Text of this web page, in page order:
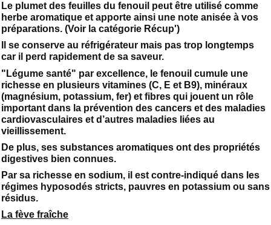
Le plumet des feuilles du fenouil peut être utilisé comme
herbe aromatique et apporte ainsi une note anisée à vos
préparations. (Voir la catégorie Récup')
Il se conserve au réfrigérateur mais pas trop longtemps
car il perd rapidement de sa saveur.
"Légume santé" par excellence, le fenouil cumule une
richesse en plusieurs vitamines (C, E et B9), minéraux
(magnésium, potassium, fer) et fibres qui jouent un rôle
important dans la prévention des cancers et des maladies
cardiovasculaires et d’autres maladies liées au
vieillissement.
De plus, ses substances aromatiques ont des propriétés
digestives bien connues.
Par sa richesse en sodium, il est contre-indiqué dans les
régimes hyposodés stricts, pauvres en potassium ou sans
résidus.
La fève fraîche